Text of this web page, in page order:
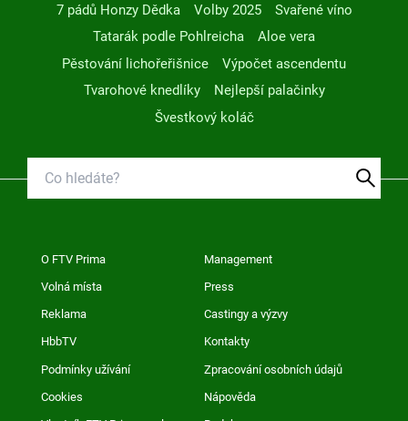
7 pádů Honzy Dědka
Volby 2025
Svařené víno
Tatarák podle Pohlreicha
Aloe vera
Pěstování lichořeřišnice
Výpočet ascendentu
Tvarohové knedlíky
Nejlepší palačinky
Švestkový koláč
O FTV Prima Management
Volná místa Press
Reklama Castingy a výzvy
HbbTV Kontakty
Podmínky užívání Zpracování osobních údajů
Cookies Nápověda